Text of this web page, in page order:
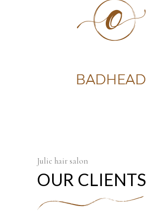
Julie hair salon
OUR CLIENTS